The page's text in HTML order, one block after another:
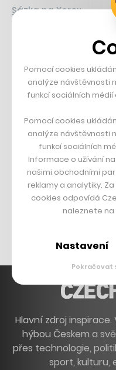
Sázka na Xerox
Burzovní eldorádo
PŘÍBĚHY Z GASTRA
Boční projekt, co se
Francouzský
Dva golfisti, co pečou
DESIGN
Bomma není tichá
Originální hodinky
Hlavní zdroj
hýbou Českem a
přes technologie,
sport, kulturu,
Pomocí cookies
analýze návštěvnosti
funkcí sociálních
Pomocí cookies
analýze návštěvnosti
funkcí sociálních
Informace o užívání
našimi obchodními
reklamy a analytiky.
cookies odpovídá
naleznete
Nastavení
Pokračovat